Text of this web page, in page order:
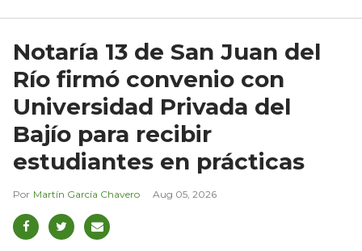
Notaría 13 de San Juan del
Río firmó convenio con
Universidad Privada del
Bajío para recibir
estudiantes en prácticas
Martín García Chavero Aug 05, 2026